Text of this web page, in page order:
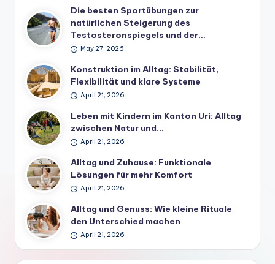
Die besten Sportübungen zur
natürlichen Steigerung des
Testosteronspiegels und der…
May 27, 2026
Konstruktion im Alltag: Stabilität,
Flexibilität und klare Systeme
April 21, 2026
Leben mit Kindern im Kanton Uri: Alltag
zwischen Natur und…
April 21, 2026
Alltag und Zuhause: Funktionale
Lösungen für mehr Komfort
April 21, 2026
Alltag und Genuss: Wie kleine Rituale
den Unterschied machen
April 21, 2026